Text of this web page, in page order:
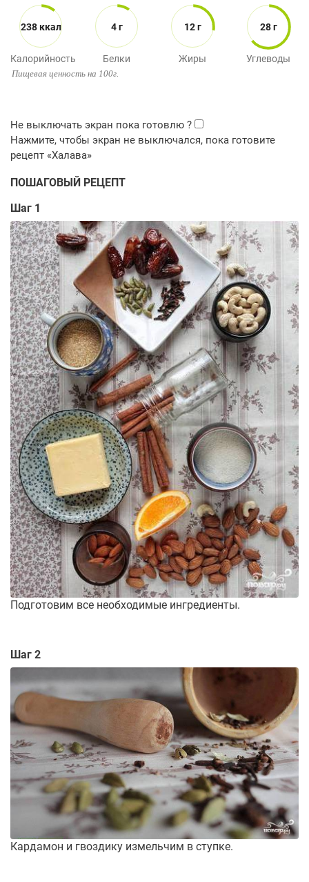
238 ккал
Калорийность
4 г
Белки
12 г
Жиры
28 г
Углеводы
Пищевая ценность на 100г.
ПОШАГОВЫЙ РЕЦЕПТ
Шаг 1
Подготовим все необходимые ингредиенты.
Шаг 2
Кардамон и гвоздику измельчим в ступке.